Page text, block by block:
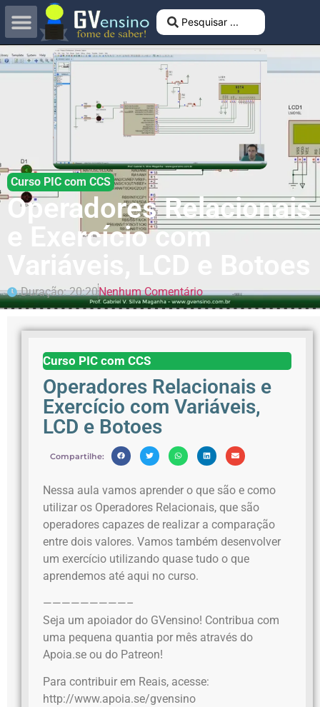
Curso PIC com CCS
Operadores Relacionais
e Exercício com
Duração: 20:20Nenhum Comentário
Curso PIC com CCS
Operadores Relacionais e
Exercício com Variáveis,
LCD e Botoes
Compartilhe:
Nessa aula vamos aprender o que são e como
utilizar os Operadores Relacionais, que são
operadores capazes de realizar a comparação
entre dois valores. Vamos também desenvolver
um exercício utilizando quase tudo o que
aprendemos até aqui no curso.
—————————–
Seja um apoiador do GVensino! Contribua com
uma pequena quantia por mês através do
Apoia.se ou do Patreon!
Para contribuir em Reais, acesse:
http://www.apoia.se/gvensino